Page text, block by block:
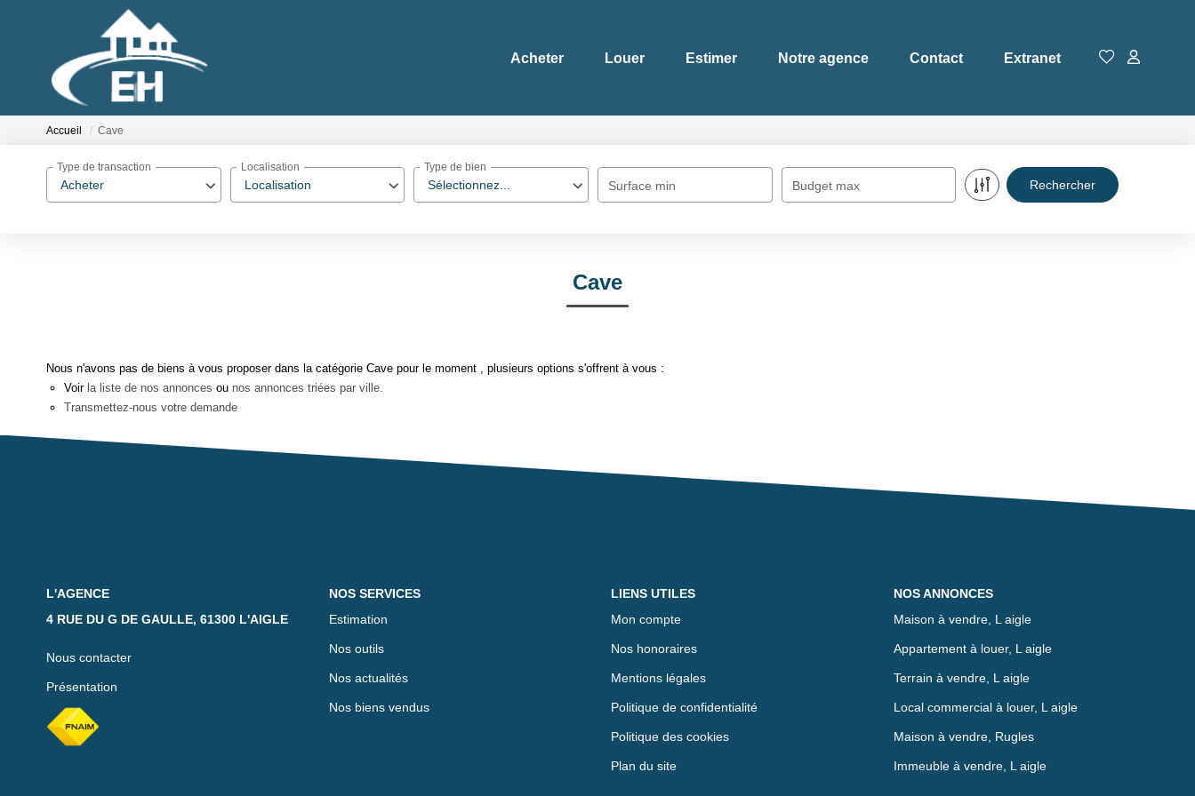
Acheter Louer Estimer Notre agence Contact Extranet
Accueil Cave
Acheter
Type de transaction
Localisation
Localisation
Sélectionnez...
Type de bien
Surface min Budget max
Cave
Nous n'avons pas de biens à vous proposer dans la catégorie Cave pour le moment , plusieurs options s'offrent à vous :
Voir la liste de nos annonces ou nos annonces triées par ville.
Transmettez-nous votre demande
L'AGENCE
4 RUE DU G DE GAULLE, 61300 L'AIGLE
Nous contacter
Présentation
NOS SERVICES
Estimation
Nos outils
Nos actualités
Nos biens vendus
LIENS UTILES
Mon compte
Nos honoraires
Mentions légales
Politique de confidentialité
Politique des cookies
Plan du site
NOS ANNONCES
Maison à vendre, L aigle
Appartement à louer, L aigle
Terrain à vendre, L aigle
Local commercial à louer, L aigle
Maison à vendre, Rugles
Immeuble à vendre, L aigle